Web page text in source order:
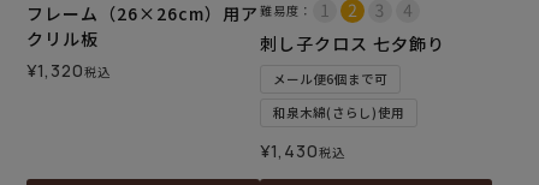
フレーム（26×26cm）用ア
クリル板
¥1,320税込
難易度：
刺し子クロス 七夕飾り
メール便6個まで可
和泉木綿(さらし)使用
¥1,430税込